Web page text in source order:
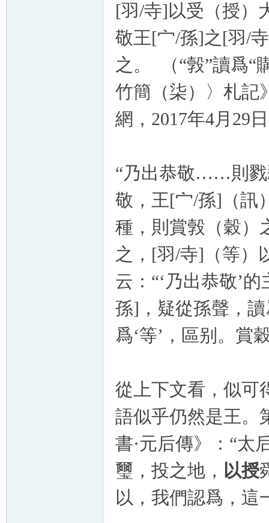
[羽/寺]以受（授）
敬王[宀/孫]之[羽/
之。 （“㝅”讀爲“
竹簡（柒）〉札記
網，2017年4月29
“乃出恭敬……則戮
敬，王[宀/孫]（訊
種，則賞㝅（穀）
之，[羽/寺]（等）
云：“‘乃出恭敬’
孫]，疑從孫聲，讀
爲‘等’，區别。賞
從上下文看，似可
語似乎仍然是王。
書·元后傳》：“太
璽，投之地， 以授
以，我們認爲，這